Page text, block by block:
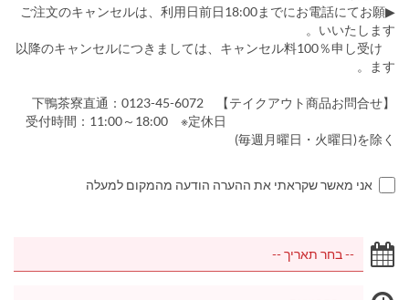
▶ご注文のキャンセルは、利用日前日18:00までにお電話にてお願
いいたします。
以降のキャンセルにつきましては、キャンセル料100％申し受け
ます。
【テイクアウト商品お問合せ】 下鴨茶寮直通：0123-45-6072
受付時間：11:00～18:00 ※定休日
(毎週月曜日・火曜日)を除く
אני מאשר שקראתי את ההערה הודעה מהמקום למעלה